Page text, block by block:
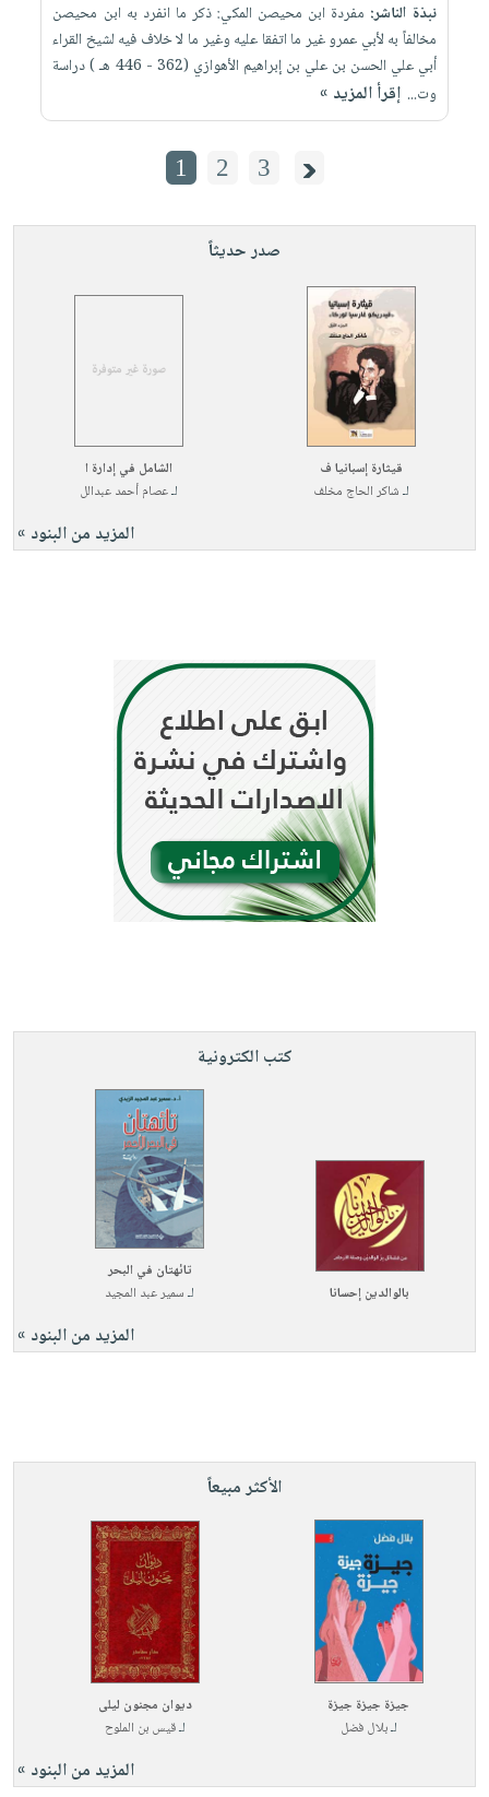
نبذة الناشر: مفردة ابن محيصن المكي: ذكر ما انفرد به ابن محيصن
مخالفاً به لأبي عمرو غير ما اتفقا عليه وغير ما لا خلاف فيه لشيخ القراء
أبي علي الحسن بن علي بن إبراهيم الأهوازي (362 - 446 هـ ) دراسة
وت... إقرأ المزيد »
1 2 3
صدر حديثاً
قيثارة إسبانيا ف
لـشاكر الحاج مخلف
الشامل في إدارة ا
لـعصام أحمد عبدالل
المزيد من البنود »
كتب الكترونية
بالوالدين إحسانا
تائهتان في البحر
لـسمير عبد المجيد
المزيد من البنود »
الأكثر مبيعاً
جيزة جيزة جيزة
لـبلال فضل
ديوان مجنون ليلى
لـقيس بن الملوح
المزيد من البنود »